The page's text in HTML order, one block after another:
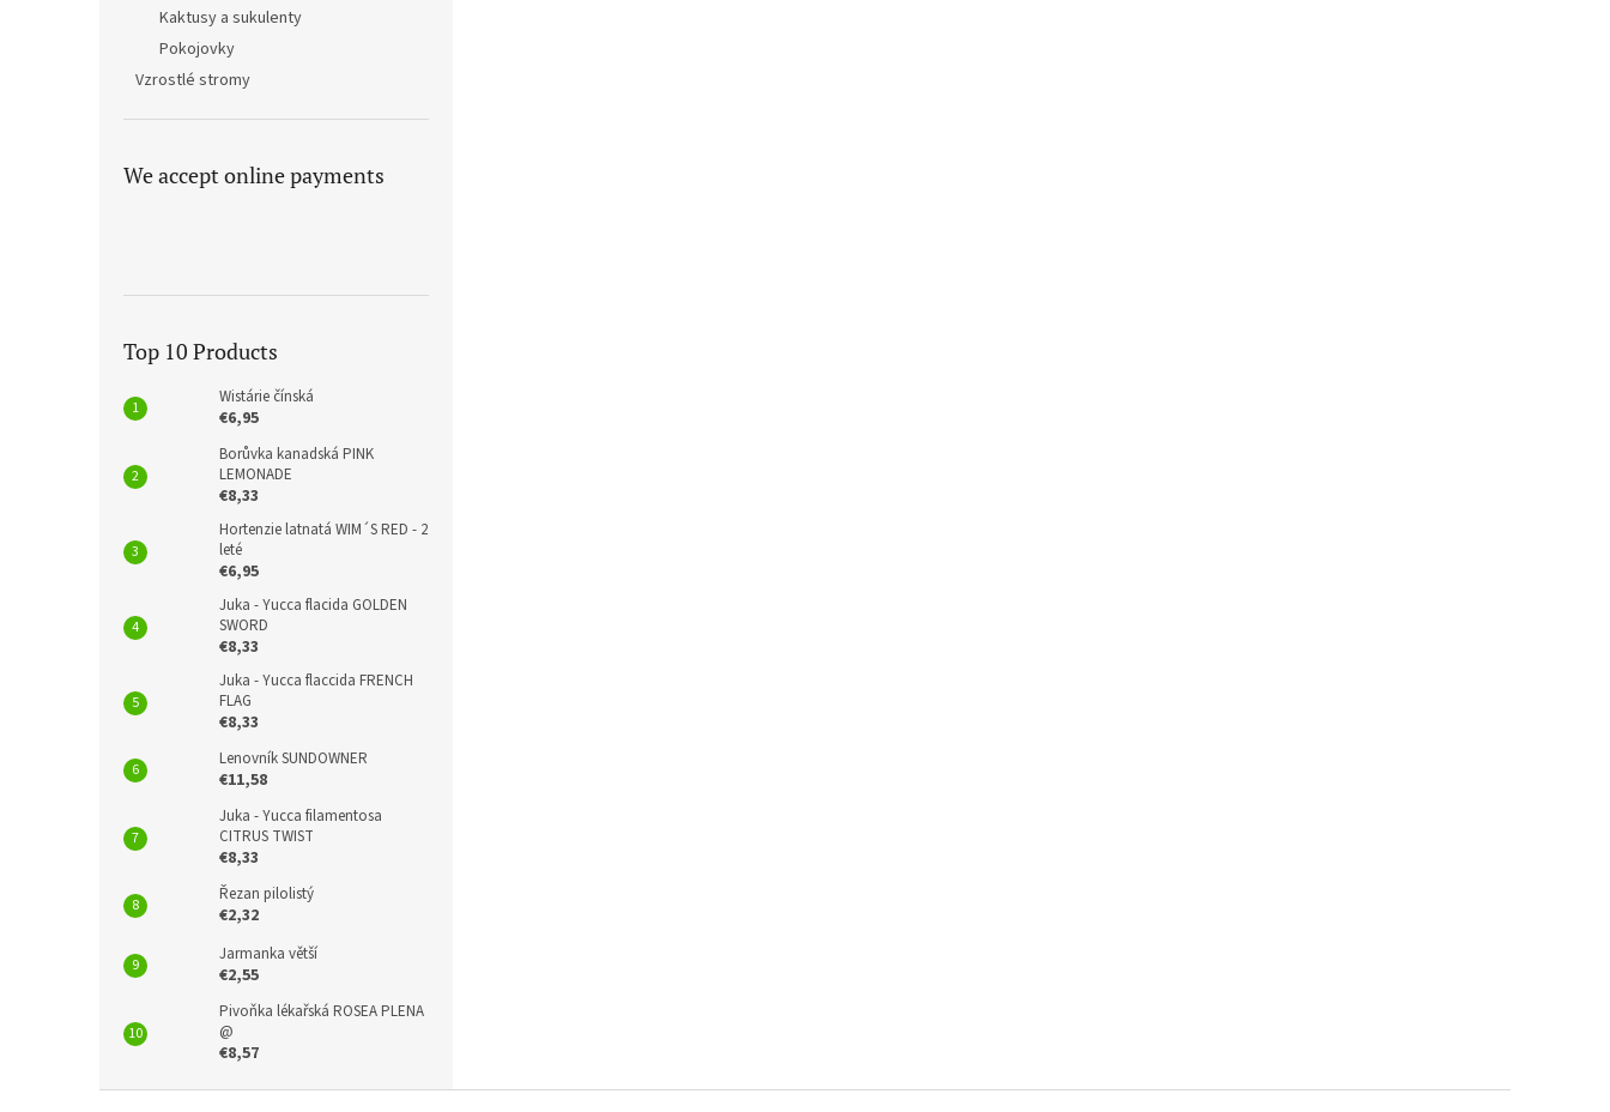
Kaktusy a sukulenty
Pokojovky
Vzrostlé stromy
We accept online payments
Top 10 Products
Wistárie čínská
€6,95
Borůvka kanadská PINK
LEMONADE
€8,33
Hortenzie latnatá WIM´S RED - 2
leté
€6,95
Juka - Yucca flacida GOLDEN
SWORD
€8,33
Juka - Yucca flaccida FRENCH
FLAG
€8,33
Lenovník SUNDOWNER
€11,58
Juka - Yucca filamentosa
CITRUS TWIST
€8,33
Řezan pilolistý
€2,32
Jarmanka větší
€2,55
Pivoňka lékařská ROSEA PLENA
@
€8,57